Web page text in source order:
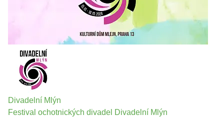
Divadelní Mlýn
Festival ochotnických divadel Divadelní Mlýn